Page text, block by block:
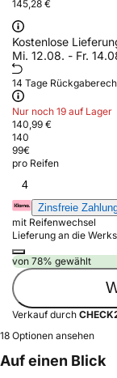
145,28 €
Kostenlose
Mi. 12.08. - Fr.
14 Tage
Nur noch 19 auf Lager
140,99 €
140
99€
pro Reifen
4
Zinsfreie
mit Reifenwechsel
Lieferung an die
von 78% gewählt
Verkauf durch
18 Optionen ansehen
Auf einen Blick